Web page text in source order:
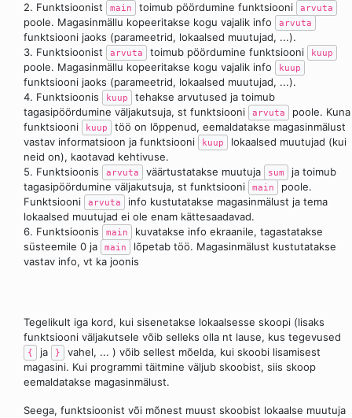
2. Funktsioonist
main toimub pöördumine funktsiooni arvuta
poole. Magasinmällu kopeeritakse kogu vajalik info arvuta
funktsiooni jaoks (parameetrid, lokaalsed muutujad, ...).
3. Funktsioonist
arvuta toimub pöördumine funktsiooni kuup
poole. Magasinmällu kopeeritakse kogu vajalik info kuup
funktsiooni jaoks (parameetrid, lokaalsed muutujad, ...).
4. Funktsioonis
kuup
tehakse arvutused ja toimub
tagasipöördumine väljakutsuja, st funktsiooni
arvuta
poole. Kuna
funktsiooni
kuup
töö on lõppenud, eemaldatakse magasinmälust
vastav informatsioon ja funktsiooni
kuup
lokaalsed muutujad (kui
neid on), kaotavad kehtivuse.
5. Funktsioonis
arvuta väärtustatakse muutuja sum
ja toimub
tagasipöördumine väljakutsuja, st funktsiooni
main
poole.
Funktsiooni
arvuta
info kustutatakse magasinmälust ja tema
lokaalsed muutujad ei ole enam kättesaadavad.
6. Funktsioonis
main
kuvatakse info ekraanile, tagastatakse
süsteemile 0 ja
main
lõpetab töö. Magasinmälust kustutatakse
vastav info, vt ka joonis
Tegelikult iga kord, kui sisenetakse lokaalsesse skoopi (lisaks
funktsiooni väljakutsele võib selleks olla nt lause, kus tegevused
{ ja }
vahel, ... ) võib sellest mõelda, kui skoobi lisamisest
magasini. Kui programmi täitmine väljub skoobist, siis skoop
eemaldatakse magasinmälust.
Seega, funktsioonist või mõnest muust skoobist lokaalse muutuja